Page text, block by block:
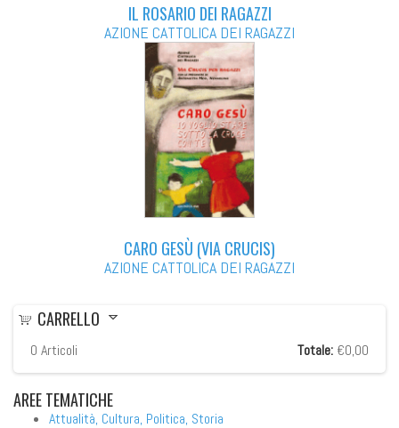
IL ROSARIO DEI RAGAZZI
AZIONE CATTOLICA DEI RAGAZZI
CARO GESÙ (VIA CRUCIS)
AZIONE CATTOLICA DEI RAGAZZI
CARRELLO
0 Articoli Totale: €0,00
AREETEMATICHE
Attualità, Cultura, Politica, Storia